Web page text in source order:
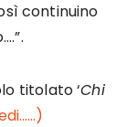
continuino
titolato ‘Chi